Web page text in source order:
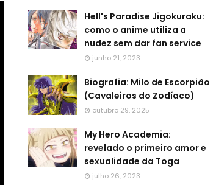
Hell's Paradise Jigokuraku:
como o anime utiliza a
nudez sem dar fan service
junho 21, 2023
Biografia: Milo de Escorpião
(Cavaleiros do Zodíaco)
outubro 29, 2025
My Hero Academia:
revelado o primeiro amor e
sexualidade da Toga
julho 26, 2023